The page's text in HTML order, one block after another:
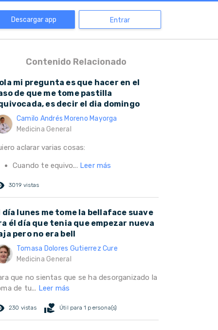
Descargar app Entrar
Contenido Relacionado
mi pregunta es que hacer en el
de que me tome pastilla
es decir el dia domingo
Camilo Andrés Moreno Mayorga
Medicina General
aclarar varias cosas:
Cuando te equivo... Leer más
3019 vistas
día lunes me tome la bellaface suave
él día que tenia que empezar nueva
pero no era bell
Tomasa Dolores Gutierrez Cure
Medicina General
que no sientas que se ha desorganizado la
de tu... Leer más
230 vistas volunteer_activism Útil para 1 persona(s)